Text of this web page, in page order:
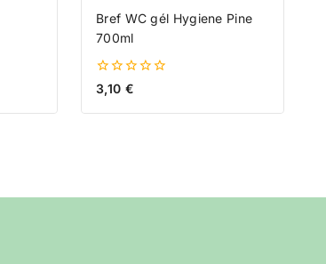
Bref WC gél Hygiene Pine
700ml
0
z
5
3,10 €